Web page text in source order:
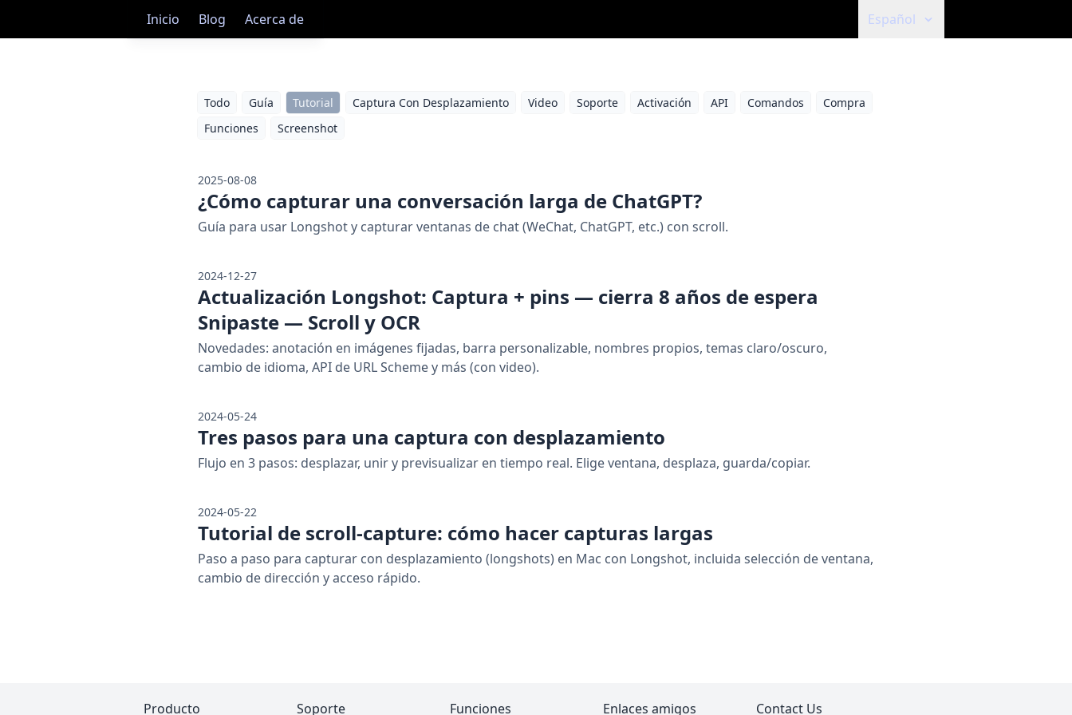
Inicio Blog Acerca de Español
Todo Guía Tutorial Captura Con Desplazamiento Video Soporte Activación API Comandos
Compra
Funciones
Screenshot
2025-08-08
¿Cómo capturar una conversación larga de ChatGPT?
Guía para usar Longshot y capturar ventanas de chat (WeChat, ChatGPT, etc.) con scroll.
2024-12-27
Actualización Longshot: Captura + pins — cierra 8 años de espera
Snipaste — Scroll y OCR
Novedades: anotación en imágenes fijadas, barra personalizable, nombres propios, temas claro/oscuro,
cambio de idioma, API de URL Scheme y más (con video).
2024-05-24
Tres pasos para una captura con desplazamiento
Flujo en 3 pasos: desplazar, unir y previsualizar en tiempo real. Elige ventana, desplaza, guarda/copiar.
2024-05-22
Tutorial de scroll-capture: cómo hacer capturas largas
Paso a paso para capturar con desplazamiento (longshots) en Mac con Longshot, incluida selección de ventana,
cambio de dirección y acceso rápido.
Producto Soporte Funciones Enlaces amigos Contact Us